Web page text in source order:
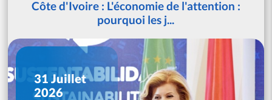
Côte d'Ivoire : L'économie de l'attention :
pourquoi les j...
31 Juillet
2026